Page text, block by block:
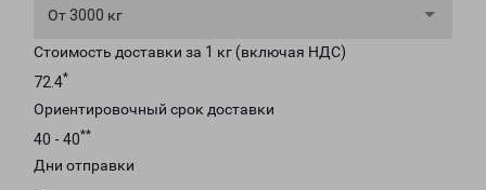
От 3000 кг
Стоимость доставки за 1 кг (включая НДС)
72.4*
Ориентировочный срок доставки
40 - 40**
Дни отправки